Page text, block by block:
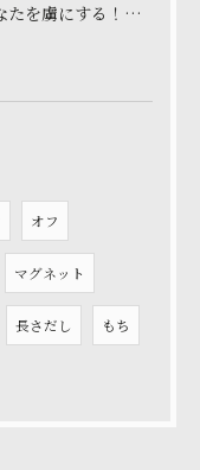
あなたを虜にする！ハートマグネット ジェルネイルの魔法
オフ
マグネット
長さだし もち